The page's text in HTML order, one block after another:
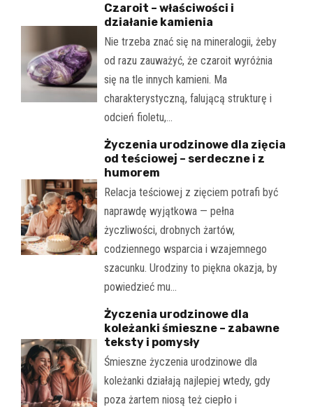
Czaroit – właściwości i
działanie kamienia
Nie trzeba znać się na mineralogii, żeby
od razu zauważyć, że czaroit wyróżnia
się na tle innych kamieni. Ma
charakterystyczną, falującą strukturę i
odcień fioletu,…
Życzenia urodzinowe dla zięcia
od teściowej – serdeczne i z
humorem
Relacja teściowej z zięciem potrafi być
naprawdę wyjątkowa — pełna
życzliwości, drobnych żartów,
codziennego wsparcia i wzajemnego
szacunku. Urodziny to piękna okazja, by
powiedzieć mu…
Życzenia urodzinowe dla
koleżanki śmieszne – zabawne
teksty i pomysły
Śmieszne życzenia urodzinowe dla
koleżanki działają najlepiej wtedy, gdy
poza żartem niosą też ciepło i